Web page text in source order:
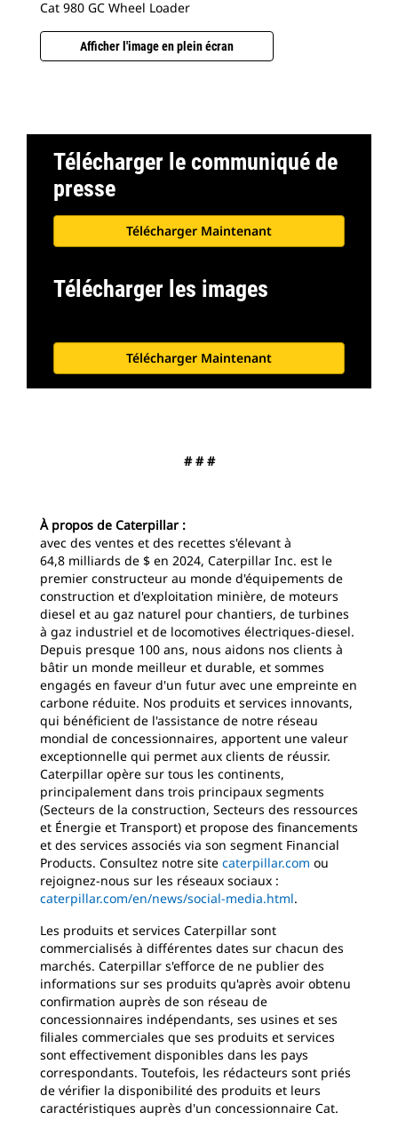
Cat 980 GC Wheel Loader
Afficher l'image en plein écran
Télécharger le communiqué de
presse
Télécharger Maintenant
Télécharger les images
Télécharger Maintenant
# # #
À propos de Caterpillar :
avec des ventes et des recettes s'élevant à
64,8 milliards de $ en 2024, Caterpillar Inc. est le
premier constructeur au monde d'équipements de
construction et d'exploitation minière, de moteurs
diesel et au gaz naturel pour chantiers, de turbines
à gaz industriel et de locomotives électriques-diesel.
Depuis presque 100 ans, nous aidons nos clients à
bâtir un monde meilleur et durable, et sommes
engagés en faveur d'un futur avec une empreinte en
carbone réduite. Nos produits et services innovants,
qui bénéficient de l'assistance de notre réseau
mondial de concessionnaires, apportent une valeur
exceptionnelle qui permet aux clients de réussir.
Caterpillar opère sur tous les continents,
principalement dans trois principaux segments
(Secteurs de la construction, Secteurs des ressources
et Énergie et Transport) et propose des financements
et des services associés via son segment Financial
Products. Consultez notre site caterpillar.com ou
rejoignez-nous sur les réseaux sociaux :
caterpillar.com/en/news/social-media.html.
Les produits et services Caterpillar sont
commercialisés à différentes dates sur chacun des
marchés. Caterpillar s'efforce de ne publier des
informations sur ses produits qu'après avoir obtenu
confirmation auprès de son réseau de
concessionnaires indépendants, ses usines et ses
filiales commerciales que ses produits et services
sont effectivement disponibles dans les pays
correspondants. Toutefois, les rédacteurs sont priés
de vérifier la disponibilité des produits et leurs
caractéristiques auprès d'un concessionnaire Cat.